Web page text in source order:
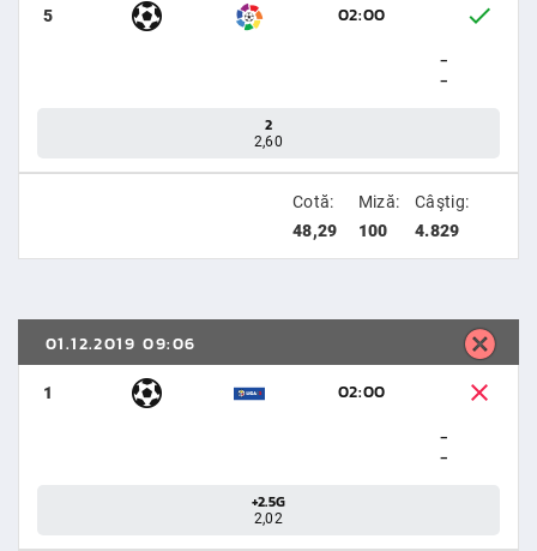
5
02:00
-
-
2
2,60
Cotă:
48,29
Miză:
100
Câştig:
4.829
01.12.2019 09:06
1
02:00
-
-
+2.5G
2,02